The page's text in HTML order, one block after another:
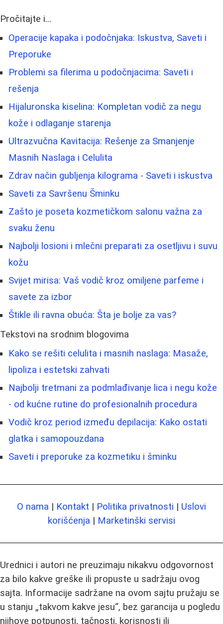
Pročitajte i...
Operacije kapaka i podočnjaka: Iskustva, Saveti i
Preporuke
Problemi sa filerima u podočnjacima: Saveti i
rešenja
Hijaluronska kiselina: Kompletan vodič za negu
kože i odlaganje starenja
Ultrazvučna Kavitacija: Rešenje za Smanjenje
Masnih Naslaga i Celulita
Zdrav način gubljenja kilograma - Saveti i iskustva
Saveti za Savršenu Šminku
Zašto je poseta kozmetičkom salonu važna za
svaku ženu
Najbolji losioni i mlečni preparati za osetljivu i suvu
kožu
Svijet mirisa: Vaš vodič kroz omiljene parfeme i
savete za izbor
Štikle ili ravna obuća: Šta je bolje za vas?
Tekstovi na srodnim blogovima
Kako se rešiti celulita i masnih naslaga: Masaže,
lipoliza i estetski zahvati
Najbolji tretmani za podmlađivanje lica i negu kože
- od kućne rutine do profesionalnih procedura
Vodič kroz period između depilacija: Kako ostati
glatka i samopouzdana
Saveti i preporuke za kozmetiku i šminku
O nama | Kontakt | Politika privatnosti | Uslovi
korišćenja | Marketinški servisi
Urednici i autori ne preuzimaju nikakvu odgovornost
za bilo kakve greške ili propuste u sadržaju ovog
sajta. Informacije sadržane na ovom sajtu pružaju se
u stanju „takvom kakve jesu“, bez garancija u pogledu
njihove potpunosti, tačnosti, korisnosti ili